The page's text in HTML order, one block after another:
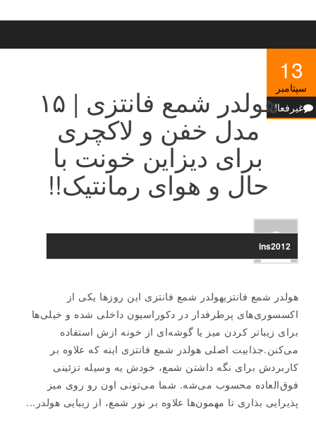
13
سپتامبر
غیرفعال
هولدر شمع فانتزی | ۱۵
مدل خفن و لاکچری
برای دیزاین خونت با
حال و هوای رمانتیک!!
ins2012
هولدر شمع فانتزیهولدر شمع فانتزی این روزها یکی از
اکسسوری‌های پرطرفدار در دکوراسیون داخلی شده و خیلی‌ها
برای زیباتر کردن میز یا گوشه‌ای از خونه ازش استفاده
می‌کنن.جذابیت اصلی هولدر شمع فانتزی اینه که علاوه بر
کاربردش برای نگه داشتن شمع، خودش یه وسیله تزئینی
فوق‌العاده محسوب می‌شه. شما می‌تونی اون رو روی میز
پذیرایی بذاری تا مهمون‌ها علاوه بر نور شمع، از زیبایی هولدر...